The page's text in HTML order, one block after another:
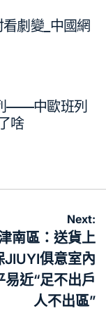
劇變_中國網
——中歐班列
啥
Next:
南區：送貨上
JIUYI俱意室內
易近“足不出戶
人不出區”